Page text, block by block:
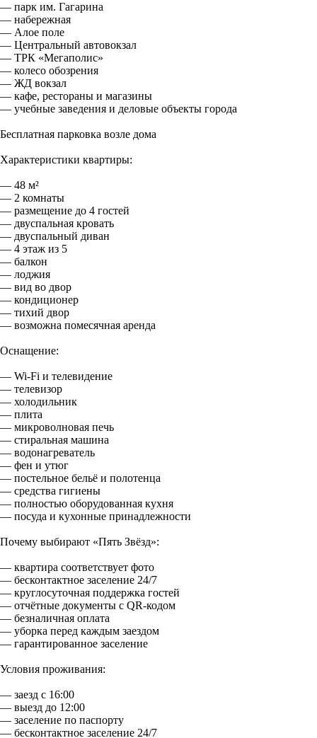
— парк им. Гагарина
— набережная
— Алое поле
— Центральный автовокзал
— ТРК «Мегаполис»
— колесо обозрения
— ЖД вокзал
— кафе, рестораны и магазины
— учебные заведения и деловые объекты города
Бесплатная парковка возле дома
Характеристики квартиры:
— 48 м²
— 2 комнаты
— размещение до 4 гостей
— двуспальная кровать
— двуспальный диван
— 4 этаж из 5
— балкон
— лоджия
— вид во двор
— кондиционер
— тихий двор
— возможна помесячная аренда
Оснащение:
— Wi-Fi и телевидение
— телевизор
— холодильник
— плита
— микроволновая печь
— стиральная машина
— водонагреватель
— фен и утюг
— постельное бельё и полотенца
— средства гигиены
— полностью оборудованная кухня
— посуда и кухонные принадлежности
Почему выбирают «Пять Звёзд»:
— квартира соответствует фото
— бесконтактное заселение 24/7
— круглосуточная поддержка гостей
— отчётные документы с QR-кодом
— безналичная оплата
— уборка перед каждым заездом
— гарантированное заселение
Условия проживания:
— заезд с 16:00
— выезд до 12:00
— заселение по паспорту
— бесконтактное заселение 24/7